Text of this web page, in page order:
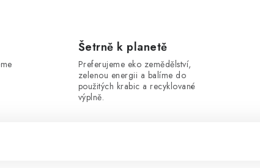
Šetrně k planetě
Preferujeme eko zemědělství,
zelenou energii a balíme do
použitých krabic a recyklované
výplně.